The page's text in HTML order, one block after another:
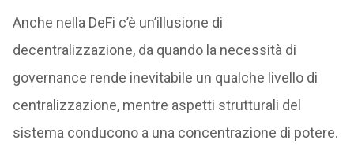
Anche nella DeFi c’è un’illusione di
decentralizzazione, da quando la necessità di
governance rende inevitabile un qualche livello di
centralizzazione, mentre aspetti strutturali del
sistema conducono a una concentrazione di potere.